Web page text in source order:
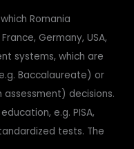
Romania
Germany, USA,
systems, which are
Baccalaureate) or
decisions.
e.g. PISA,
tests. The